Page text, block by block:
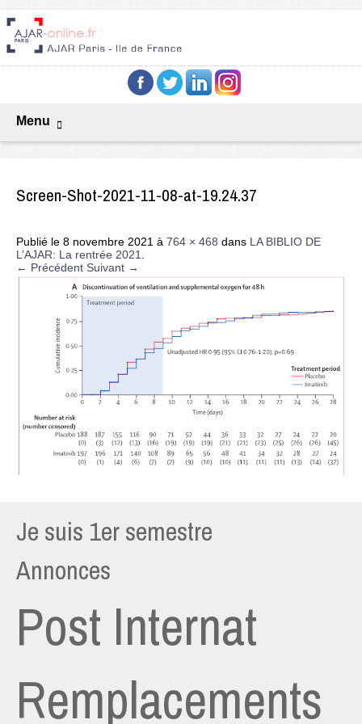
Menu
Screen-Shot-2021-11-08-at-19.24.37
Publié le 8 novembre 2021 à 764 × 468 dans LA BIBLIO DE
L’AJAR: La rentrée 2021
← Précédent Suivant →
Je suis 1er semestre
Annonces
Post Internat
Remplacements